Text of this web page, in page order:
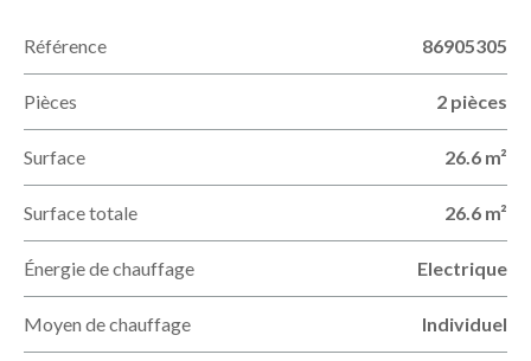
Référence 86905305
Pièces 2 pièces
Surface 26.6 m²
Surface totale 26.6 m²
Énergie de chauffage Electrique
Moyen de chauffage Individuel